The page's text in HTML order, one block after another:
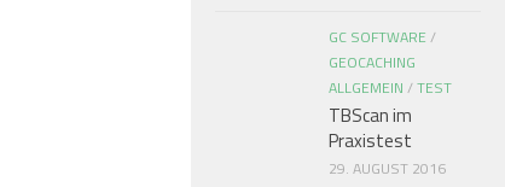
GC SOFTWARE /
GEOCACHING
ALLGEMEIN /TEST
TBScan im
Praxistest
29. AUGUST 2016